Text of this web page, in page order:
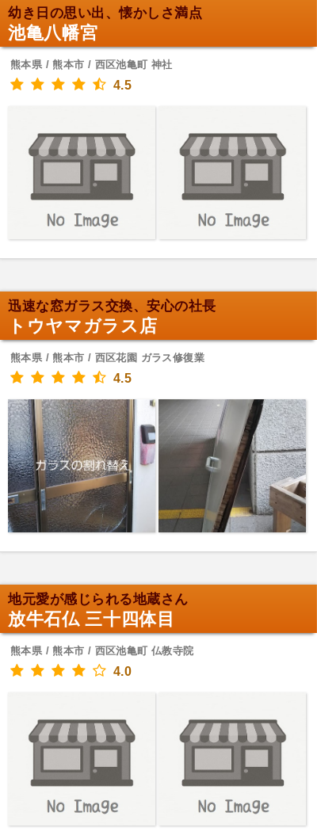
幼き日の思い出、懐かしさ満点
池亀八幡宮
熊本県 / 熊本市 / 西区池亀町 神社
4.5
迅速な窓ガラス交換、安心の社長
トウヤマガラス店
熊本県 / 熊本市 / 西区花園 ガラス修復業
4.5
地元愛が感じられる地蔵さん
放牛石仏 三十四体目
熊本県 / 熊本市 / 西区池亀町 仏教寺院
4.0